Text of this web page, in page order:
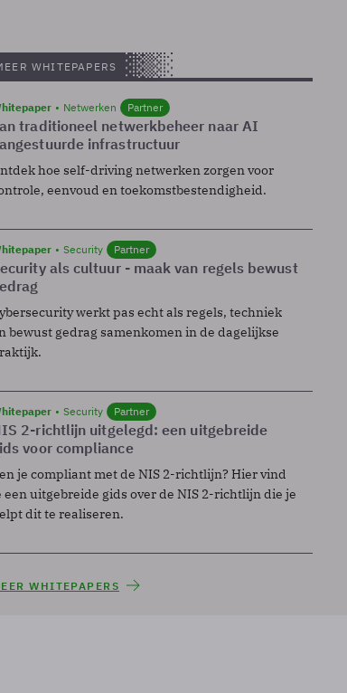
WHITEPAPERS
Netwerken Partner
traditioneel netwerkbeheer naar AI
infrastructuur
hoe self-driving netwerken zorgen voor
eenvoud en toekomstbestendigheid.
Security Partner
als cultuur - maak van regels bewust
werkt pas echt als regels, techniek
bewust gedrag samenkomen in de dagelijkse
Security Partner
2-richtlijn uitgelegd: een uitgebreide
voor compliance
je compliant met de NIS 2-richtlijn? Hier vind
een uitgebreide gids over de NIS 2-richtlijn die je
dit te realiseren.
WHITEPAPERS